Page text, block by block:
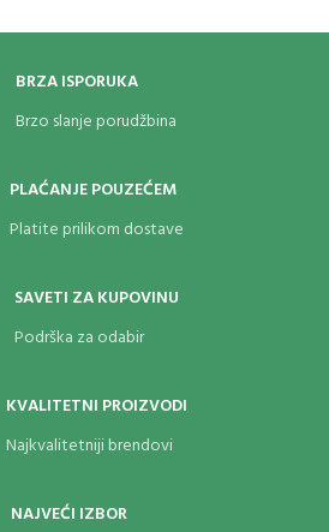
BRZA ISPORUKA
Brzo slanje porudžbina
PLAĆANJE POUZEĆEM
Platite prilikom dostave
SAVETI ZA KUPOVINU
Podrška za odabir
KVALITETNI PROIZVODI
Najkvalitetniji brendovi
NAJVEĆI IZBOR